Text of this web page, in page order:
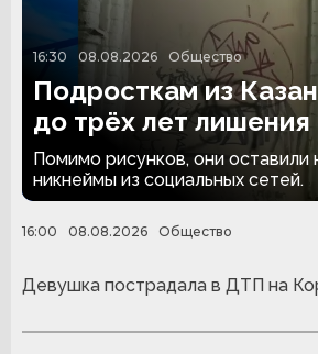
16:30 08.08.2026 Общество
Подросткам из
до трёх лет
за граффити
Помимо рисунков, они оставили
никнеймы из социальных сетей.
16:00 08.08.2026 Общество
Девушка пострадала в ДТП на